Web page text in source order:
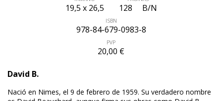
19,5 x 26,5 128 B/N
ISBN
978-84-679-0983-8
PVP
20,00 €
David B.
Nació en Nimes, el 9 de febrero de 1959. Su verdadero nombre
ÚLTIMO NÚMERO PUBLICADO